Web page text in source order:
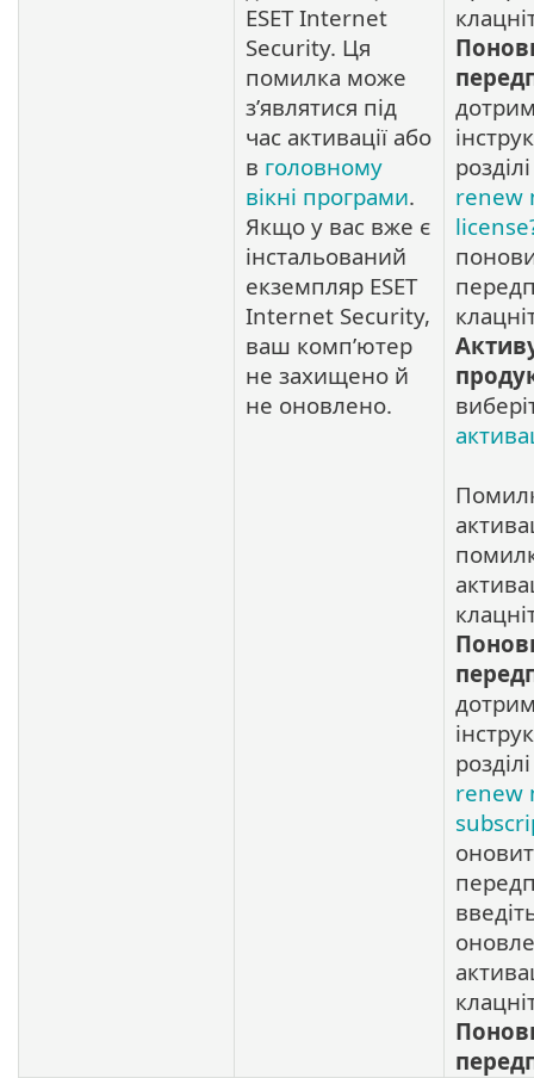
ESET Internet
Security. Ця
помилка може
з’являтися під
час активації або
в головному
вікні програми.
Якщо у вас вже є
інстальований
екземпляр ESET
Internet Security,
ваш комп’ютер
не захищено й
не оновлено.
renew
renew